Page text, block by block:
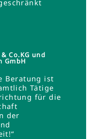
Co.KG und
GmbH
Beratung ist
Tätige
für die
der